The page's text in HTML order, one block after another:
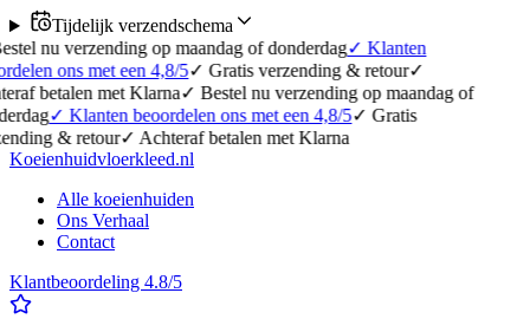
Tijdelijk verzendschema
op maandag of donderdag✓Klanten
met een 4,8/5✓Gratis verzending & retour✓
met Klarna✓Bestel nu verzending op maandag of
beoordelen ons met een 4,8/5✓Gratis
✓ Achteraf betalen met Klarna
Koeienhuidvloerkleed.nl
Alle koeienhuiden
Ons Verhaal
Contact
Klantbeoordeling 4.8/5